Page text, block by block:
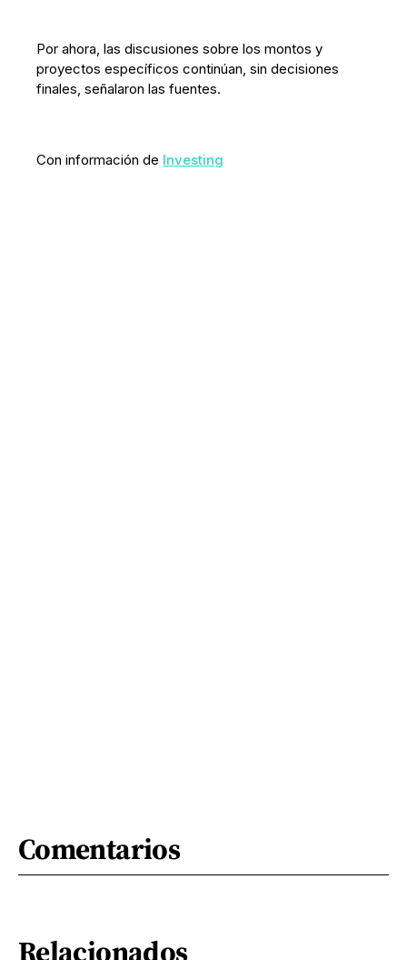
Por ahora, las discusiones sobre los montos y
proyectos específicos continúan, sin decisiones
finales, señalaron las fuentes.
Con información de Investing
Comentarios
Relacionados